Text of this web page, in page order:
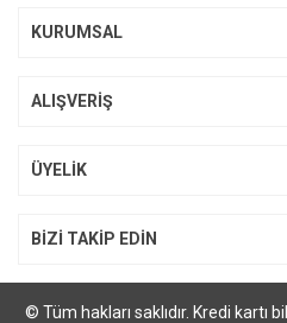
KURUMSAL
ALIŞVERİŞ
ÜYELİK
BİZİ TAKİP EDİN
© Tüm hakları saklıdır. Kredi kartı